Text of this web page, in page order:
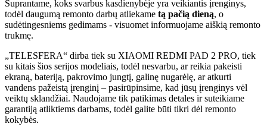
Suprantame, koks svarbus kasdienybėje yra veikiantis įrenginys,
todėl daugumą remonto darbų atliekame tą pačią dieną, o
sudėtingesniems gedimams - visuomet informuojame aiškią remonto
trukmę.
„TELESFERA“ dirba tiek su XIAOMI REDMI PAD 2 PRO, tiek
su kitais šios serijos modeliais, todėl nesvarbu, ar reikia pakeisti
ekraną, bateriją, pakrovimo jungtį, galinę nugarėlę, ar atkurti
vandens pažeistą įrenginį – pasirūpinsime, kad jūsų įrenginys vėl
veiktų sklandžiai. Naudojame tik patikimas detales ir suteikiame
garantiją atliktiems darbams, todėl galite būti tikri dėl remonto
kokybės.